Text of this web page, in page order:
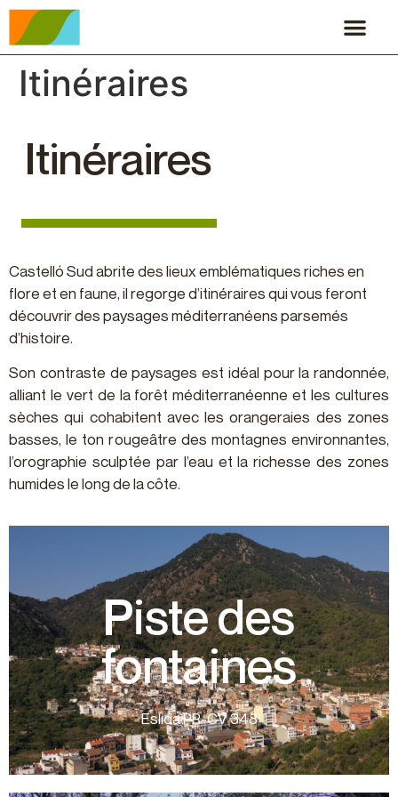
Itinéraires
Itinéraires
Castelló Sud abrite des lieux emblématiques riches en
flore et en faune, il regorge d’itinéraires qui vous feront
découvrir des paysages méditerranéens parsemés
d’histoire.
Son contraste de paysages est idéal pour la randonnée,
alliant le vert de la forêt méditerranéenne et les cultures
sèches qui cohabitent avec les orangeraies des zones
basses, le ton rougeâtre des montagnes environnantes,
l’orographie sculptée par l’eau et la richesse des zones
humides le long de la côte.
Piste des
fontaines
Eslida PR-CV 348
Eslida est connue pour ses nombreuses
fontaines, cet itinéraire offre la possibilité de
s'immerger au cœur de la Serra Espadà pour les
découvrir. Distance 15 km Temps 4h 46 min
Dénivelé 732 m Circulaire
plus d’informations